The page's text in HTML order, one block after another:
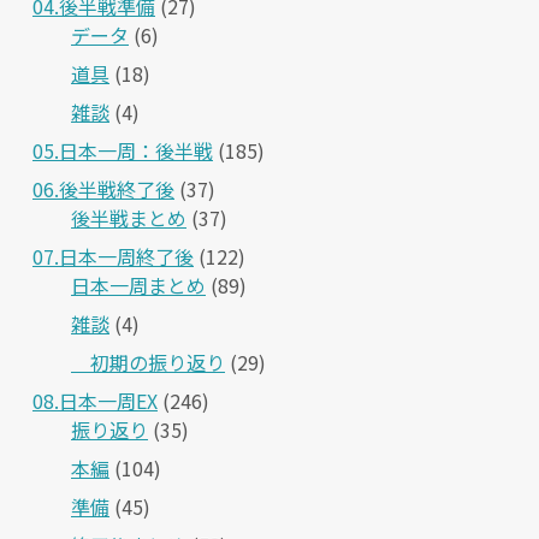
04.後半戦準備 (27)
データ (6)
道具 (18)
雑談 (4)
05.日本一周：後半戦 (185)
06.後半戦終了後 (37)
後半戦まとめ (37)
07.日本一周終了後 (122)
日本一周まとめ (89)
雑談 (4)
＿初期の振り返り (29)
08.日本一周EX (246)
振り返り (35)
本編 (104)
準備 (45)